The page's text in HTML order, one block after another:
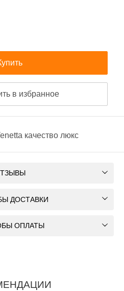
в избранное
качество люкс
ДОСТАВКИ
ОПЛАТЫ